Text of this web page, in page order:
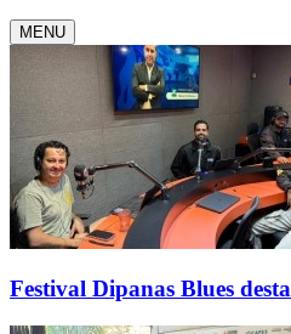
MENU
Festival Dipanas Blues